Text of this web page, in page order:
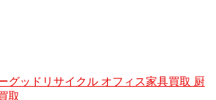
グッドリサイクル オフィス家具買取 厨
取